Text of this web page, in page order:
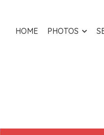
HOME PHOTOS